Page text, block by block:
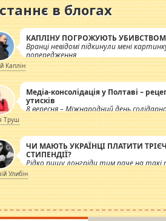
в блогах
КАПЛІНУ ПОГРОЖУЮТЬ УБИВСТВОМ
Вранці невідомі підкинули мені
попередження
Каплін
Медіа-консолідація у Полтаві –
утисків
8 вересня – Міжнародний день
журналістів.
Труш
ЧИ МАЮТЬ УКРАЇНЦІ ПЛАТИТИ
СТИПЕНДІЇ?
Рідко пишу лонгріди тим паче на такі
але вже просто дістало! Обурюють
інсенуації навколо стипендіального
Штучно роздувається ще одна
катастрофа.
Улибін